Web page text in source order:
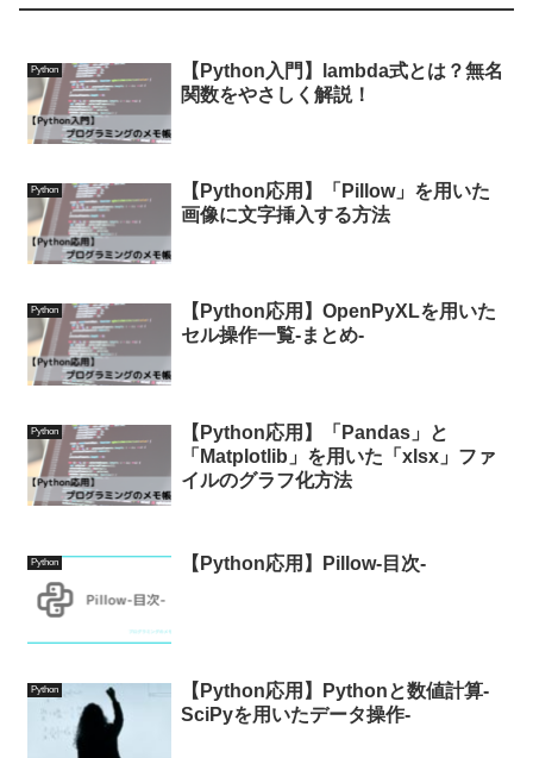
Python
【Python入門】lambda式とは？無名
関数をやさしく解説！
Python
【Python応用】「Pillow」を用いた
画像に文字挿入する方法
Python
【Python応用】OpenPyXLを用いた
セル操作一覧-まとめ-
Python
【Python応用】「Pandas」と
「Matplotlib」を用いた「xlsx」ファ
イルのグラフ化方法
Python 【Python応用】Pillow-目次-
Python
【Python応用】Pythonと数値計算-
SciPyを用いたデータ操作-